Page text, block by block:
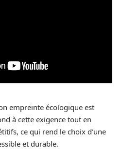
empreinte écologique est
à cette exigence tout en
ce qui rend le choix d’une
et durable.